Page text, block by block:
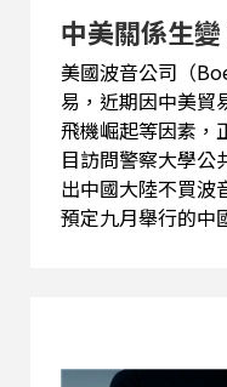
中美關係生變
美國波音公司（
易，近期因中美貿
飛機崛起等因素，
目訪問警察大學公
出中國大陸不買波
預定九月舉行的中